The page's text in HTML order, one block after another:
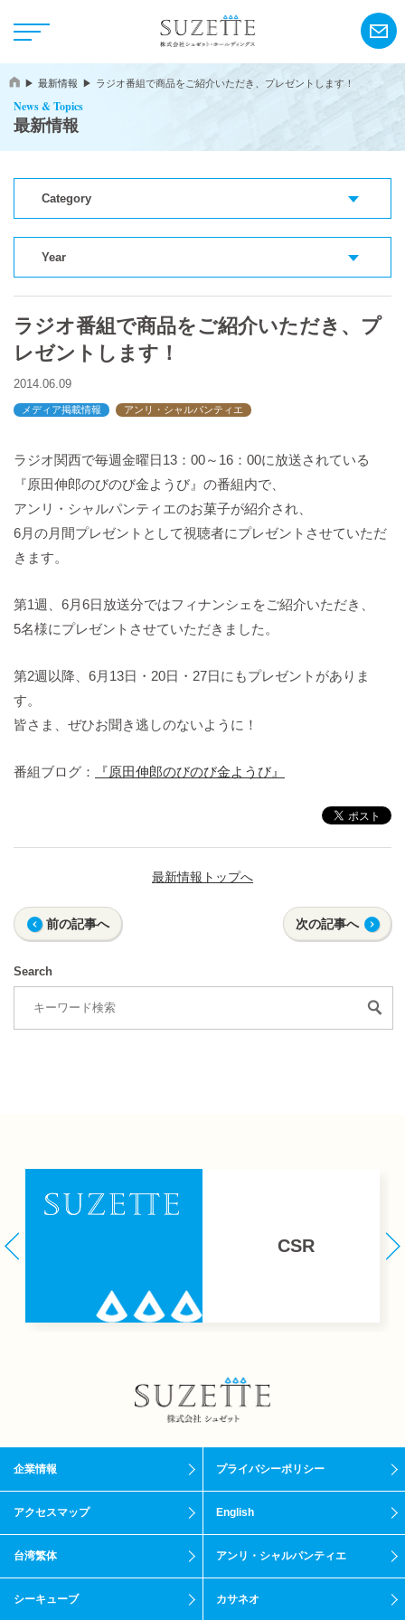
NEWS
アンリ・シャルパンティエ
シーキューブ
カサネオ
バックハウスイリエ
English
サイトマップ
最新情報 ラジオ番組で商品をご紹介いただき、プレゼントします！
News & Topics
最新情報
Category
Year
ラジオ番組で商品をご紹介いただき、プ
レゼントします！
2014.06.09
メディア掲載情報 アンリ・シャルパンティエ
ラジオ関西で毎週金曜日13：00～16：00に放送されている
『原田伸郎のびのび金ようび』の番組内で、
アンリ・シャルパンティエのお菓子が紹介され、
6月の月間プレゼントとして視聴者にプレゼントさせていただ
きます。
第1週、6月6日放送分ではフィナンシェをご紹介いただき、
5名様にプレゼントさせていただきました。
第2週以降、6月13日・20日・27日にもプレゼントがありま
す。
皆さま、ぜひお聞き逃しのないように！
番組ブログ： 『原田伸郎のびのび金ようび』
前の記事へ
最新情報トップへ
次の記事へ
Search
CSR
企業情報 プライバシーポリシー
アクセスマップ English
台湾繁体 アンリ・シャルパンティエ
シーキューブ カサネオ